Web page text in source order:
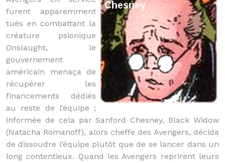
furent apparemment
tués en combattant la
créature psionique
Onslaught, le
gouvernement
américain menaça de
récupérer les
financements dédiés
au reste de l’équipe ;
informée de cela par Sanford Chesney, Black Widow
(Natacha Romanoff), alors cheffe des Avengers, décida
de dissoudre l’équipe plutôt que de se lancer dans un
long contentieux. Quand les Avengers reprirent leurs